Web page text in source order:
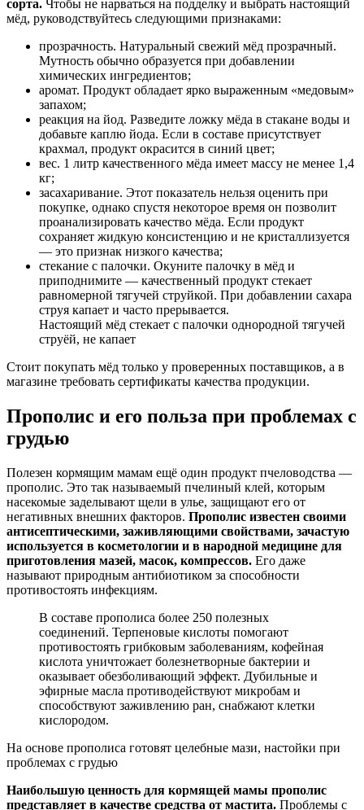
сорта. Чтобы не нарваться на подделку и выбрать настоящий
мёд, руководствуйтесь следующими признаками:
прозрачность. Натуральный свежий мёд прозрачный.
Мутность обычно образуется при добавлении
химических ингредиентов;
аромат. Продукт обладает ярко выраженным «медовым»
запахом;
реакция на йод. Разведите ложку мёда в стакане воды и
добавьте каплю йода. Если в составе присутствует
крахмал, продукт окрасится в синий цвет;
вес. 1 литр качественного мёда имеет массу не менее 1,4
кг;
засахаривание. Этот показатель нельзя оценить при
покупке, однако спустя некоторое время он позволит
проанализировать качество мёда. Если продукт
сохраняет жидкую консистенцию и не кристаллизуется
— это признак низкого качества;
стекание с палочки. Окуните палочку в мёд и
приподнимите — качественный продукт стекает
равномерной тягучей струйкой. При добавлении сахара
струя капает и часто прерывается.
Настоящий мёд стекает с палочки однородной тягучей
струёй, не капает
Стоит покупать мёд только у проверенных поставщиков, а в
магазине требовать сертификаты качества продукции.
Прополис и его польза при проблемах с
грудью
Полезен кормящим мамам ещё один продукт пчеловодства —
прополис. Это так называемый пчелиный клей, которым
насекомые заделывают щели в улье, защищают его от
негативных внешних факторов. Прополис известен своими
антисептическими, заживляющими свойствами, зачастую
используется в косметологии и в народной медицине для
приготовления мазей, масок, компрессов. Его даже
называют природным антибиотиком за способности
противостоять инфекциям.
В составе прополиса более 250 полезных
соединений. Терпеновые кислоты помогают
противостоять грибковым заболеваниям, кофейная
кислота уничтожает болезнетворные бактерии и
оказывает обезболивающий эффект. Дубильные и
эфирные масла противодействуют микробам и
способствуют заживлению ран, снабжают клетки
кислородом.
На основе прополиса готовят целебные мази, настойки при
проблемах с грудью
Наибольшую ценность для кормящей мамы прополис
представляет в качестве средства от мастита. Проблемы с